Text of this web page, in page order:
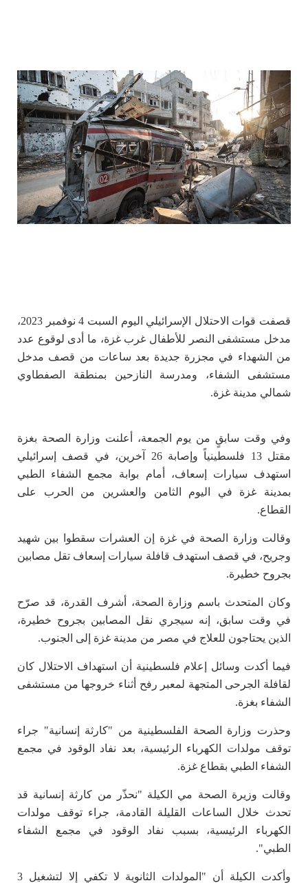
قصفت قوات الاحتلال الإسرائيلي اليوم السبت 4 نوفمبر 2023،
مدخل مستشفى النصر للأطفال غرب غزة، ما أدى لوقوع عدد
من الشهداء في مجزرة جديدة بعد ساعات من قصف مدخل
مستشفى الشفاء، ومدرسة النازحين بمنطقة الصفطاوي
شمالي مدينة غزة.
وفي وقت سابقٍ من يوم الجمعة، أعلنت وزارة الصحة بغزة
مقتل 13 فلسطينياً وإصابة 26 آخرين، في قصف إسرائيلي
استهدف سيارات إسعاف، أمام بوابة مجمع الشفاء الطبي
بمدينة غزة في اليوم الثامن والعشرين من الحرب على
القطاع.
وقالت وزارة الصحة في غزة إن العشرات سقطوا بين شهيد
وجريح، في قصف استهدف قافلة سيارات إسعاف تقل مصابين
بجروح خطيرة.
وكان المتحدث باسم وزارة الصحة، أشرف القدرة، قد صرّح
في وقت سابق، إنه سيجري نقل المصابين بجروح خطيرة،
الذين يحتاجون للعلاج في مصر من مدينة غزة إلى الجنوب.
فيما أكدت وسائل إعلام فلسطينية أن استهداف الاحتلال كان
لقافلة الجرحى المتجهة لمعبر رفح أثناء خروجها من مستشفى
الشفاء بغزة.
وحذرت وزارة الصحة الفلسطينية من "كارثة إنسانية" جراء
توقف مولدات الكهرباء الرئيسية، بعد نفاد الوقود في مجمع
الشفاء الطبي بقطاع غزة.
وقالت وزيرة الصحة مي الكيلة "نحذّر من كارثة إنسانية قد
تحدث خلال الساعات القليلة القادمة، جراء توقف مولدات
الكهرباء الرئيسية، بسبب نفاد الوقود في مجمع الشفاء
الطبي".
وأكدت الكيلة أن "المولدات الثانوية لا تكفي إلا لتشغيل 3